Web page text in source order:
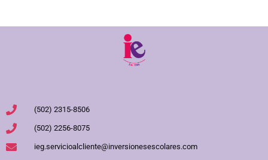
(502) 2315-8506
(502) 2256-8075
ieg.servicioalcliente@inversionesescolares.com